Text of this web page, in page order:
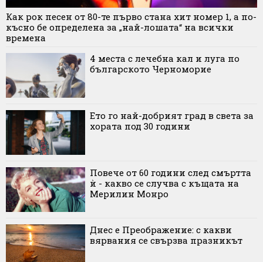
Как рок песен от 80-те първо стана хит номер 1, а по-
късно бе определена за „най-лошата“ на всички
времена
4 места с лечебна кал и луга по
българското Черноморие
Ето го най-добрият град в света за
хората под 30 години
Повече от 60 години след смъртта
ѝ - какво се случва с къщата на
Мерилин Монро
Днес е Преображение: с какви
вярвания се свързва празникът